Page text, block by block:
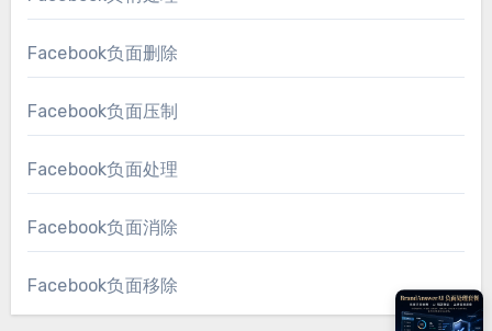
Facebook负面删除
Facebook负面压制
Facebook负面处理
Facebook负面消除
Facebook负面移除